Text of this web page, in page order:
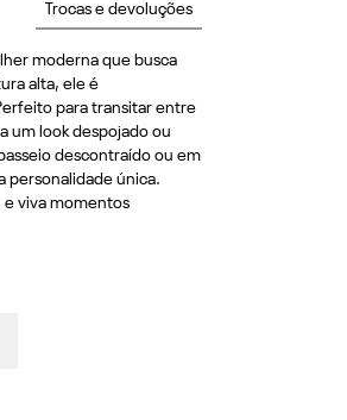
Trocas e devoluções
moderna que busca
alta, ele é
para transitar entre
um look despojado ou
descontraído ou em
personalidade única.
e viva momentos